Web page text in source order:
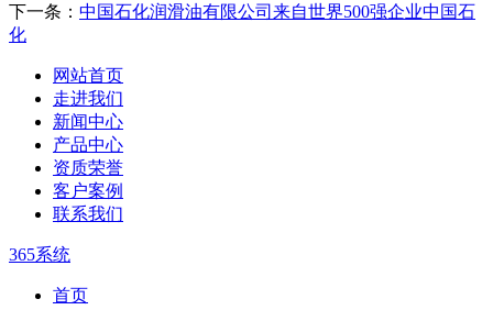
下一条： 中国石化润滑油有限公司来自世界500强企业中国石
化
网站首页
走进我们
新闻中心
产品中心
资质荣誉
客户案例
联系我们
365系统
首页